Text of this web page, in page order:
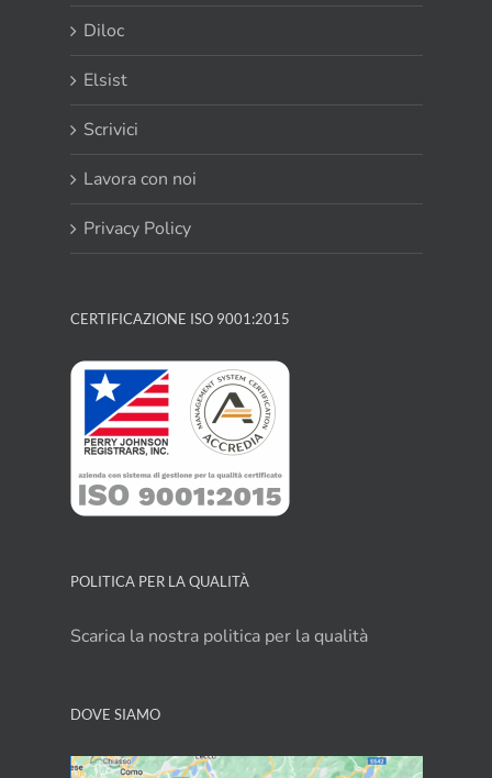
Diloc
Elsist
Scrivici
Lavora con noi
Privacy Policy
CERTIFICAZIONE ISO 9001:2015
POLITICA PER LA QUALITÀ
Scarica la nostra politica per la qualità
DOVE SIAMO